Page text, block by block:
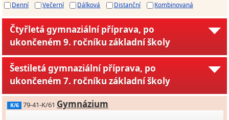
Denní
Večerní Dálková Distanční Kombinovaná
Čtyřletá gymnaziální příprava, po
ukončeném 9. ročníku základní školy
Šestiletá gymnaziální příprava, po
ukončeném 7. ročníku základní školy
K/6 79-41-K/61 Gymnázium